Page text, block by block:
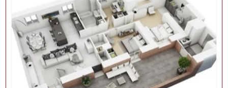
cao với giá thành hợp lý.